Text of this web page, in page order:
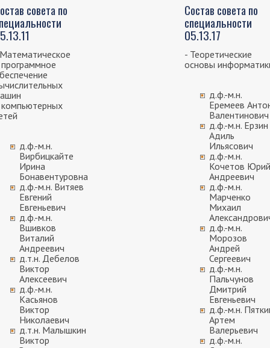
совета по
д.ф.-м.н.
Вирбицкайте
Ирина
Бонавентуровна
д.ф.-м.н. Витяев
Евгений
Евгеньевич
д.ф.-м.н.
Вшивков
Виталий
Андреевич
д.т.н. Дебелов
Виктор
Алексеевич
д.ф.-м.н.
Касьянов
Виктор
Николаевич
д.т.н. Малышкин
Виктор
Состав совета по
специальности
05.13.17
- Теоретические
основы
д.ф.-м.н.
Еремеев
Валентинович
д.ф.-м.н. Ерзин
Адиль
Ильясович
д.ф.-м.н.
Кочетов
Андреевич
д.ф.-м.н.
Марченко
Михаил
д.ф.-м.н.
Морозов
Андрей
Сергеевич
д.ф.-м.н.
Пальчунов
Дмитрий
Евгеньевич
д.ф.-м.н.
Артем
Валерьевич
д.ф.-м.н.